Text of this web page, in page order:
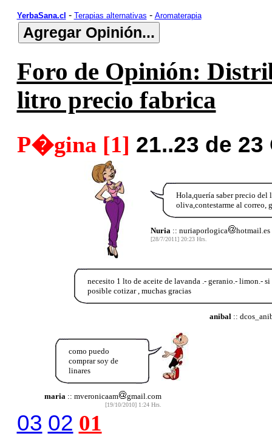
YerbaSana.cl - Terapias alternativas - Aromaterapia
Foro de Opinión:
litro precio fabrica
P�gina [1] 21..23 de
Hola,quería saber precio
oliva,contestarme al correo,
Nuria :: nuriaporlogica hotmail.es
[28/7/2011] 20:23 Hrs.
necesito 1 lto de aceite de lavanda .- geranio.- limon.- si
posible cotizar , muchas gracias
anibal ::
como puedo
comprar soy de
linares
maria :: mveronicaam gmail.com
[19/10/2010] 1:24 Hrs.
03 02 01